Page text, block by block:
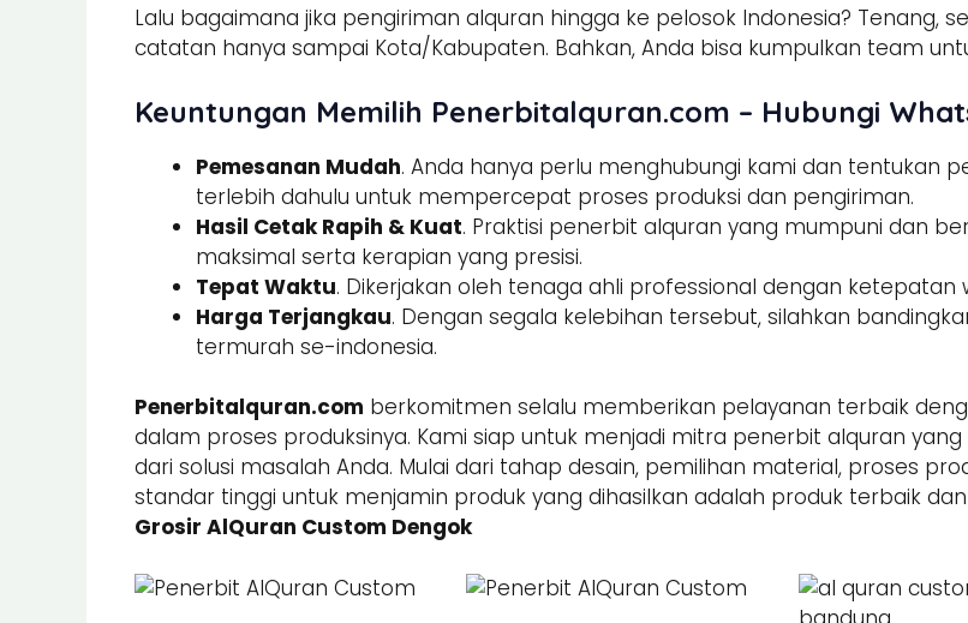
Lalu bagaimana jika pengiriman alquran hingga ke pelosok Indonesia? Tenang,
catatan hanya sampai Kota/Kabupaten. Bahkan, Anda bisa kumpulkan team
Keuntungan Memilih Penerbitalquran.com – Hubungi
Pemesanan Mudah. Anda hanya perlu menghubungi kami dan tentukan
terlebih dahulu untuk mempercepat proses produksi dan pengiriman.
Hasil Cetak Rapih & Kuat. Praktisi penerbit alquran yang mumpuni dan
maksimal serta kerapian yang presisi.
Tepat Waktu. Dikerjakan oleh tenaga ahli professional dengan ketepatan
Harga Terjangkau. Dengan segala kelebihan tersebut, silahkan
termurah se-indonesia.
Penerbitalquran.com berkomitmen selalu memberikan pelayanan terbaik
dalam proses produksinya. Kami siap untuk menjadi mitra penerbit alquran
dari solusi masalah Anda. Mulai dari tahap desain, pemilihan material, proses
standar tinggi untuk menjamin produk yang dihasilkan adalah produk terbaik
Grosir AlQuran Custom Dengok